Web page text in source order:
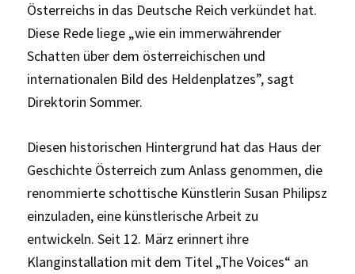
Österreichs in das Deutsche Reich verkündet hat.
Diese Rede liege „wie ein immerwährender
Schatten über dem österreichischen und
internationalen Bild des Heldenplatzes”, sagt
Direktorin Sommer.
Diesen historischen Hintergrund hat das Haus der
Geschichte Österreich zum Anlass genommen, die
renommierte schottische Künstlerin Susan Philipsz
einzuladen, eine künstlerische Arbeit zu
entwickeln. Seit 12. März erinnert ihre
Klanginstallation mit dem Titel „The Voices“ an